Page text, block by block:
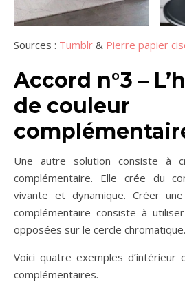
Sources : Tumblr & Pierre papier
Accord n°3 – L’h
de couleur
Une autre solution consiste à
complémentaire. Elle crée du
vivante et dynamique. Créer
complémentaire consiste à
opposées sur le cercle chromatique.
Voici quatre exemples d’intérieur
complémentaires.